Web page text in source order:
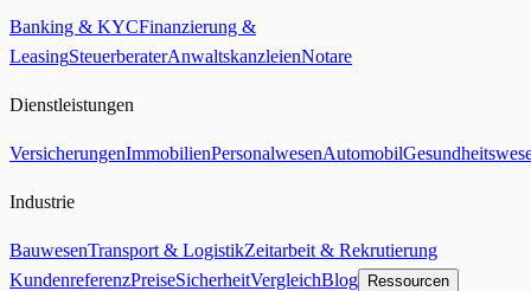
Banking & KYCFinanzierung &
LeasingSteuerberaterAnwaltskanzleienNotare
Dienstleistungen
VersicherungenImmobilienPersonalwesenAutomobil
Industrie
BauwesenTransport & LogistikZeitarbeit & Rekrutierung
KundenreferenzPreiseSicherheitVergleichBlog Ressourcen